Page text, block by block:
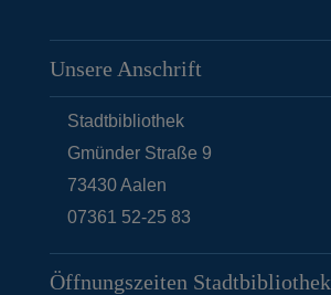
Unsere Anschrift
Stadtbibliothek
Gmünder Straße 9
73430Aalen
07361 52-25 83
Öffnungszeiten Stadtbibliothek